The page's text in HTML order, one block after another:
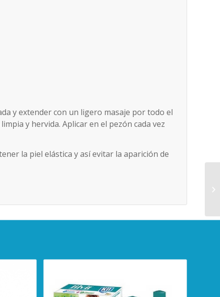
y extender con un ligero masaje por todo el
y hervida. Aplicar en el pezón cada vez
la piel elástica y así evitar la aparición de